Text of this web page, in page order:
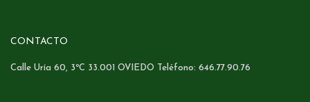
CONTACTO
Calle Uría 60, 3ºC 33.001 OVIEDO Teléfono: 646.77.90.76